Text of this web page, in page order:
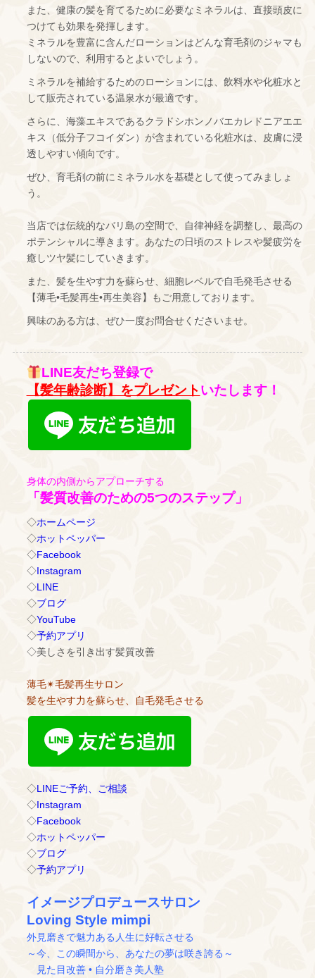
また、健康の髪を育てるために必要なミネラルは、直接頭皮に
つけても効果を発揮します。
ミネラルを豊富に含んだローションはどんな育毛剤のジャマも
しないので、利用するとよいでしょう。
ミネラルを補給するためのローションには、飲料水や化粧水と
して販売されている温泉水が最適です。
さらに、海藻エキスであるクラドシホンノバエカレドニアエエ
キス（低分子フコイダン）が含まれている化粧水は、皮膚に浸
透しやすい傾向です。
ぜひ、育毛剤の前にミネラル水を基礎として使ってみましょ
う。
当店では伝統的なバリ島の空間で、自律神経を調整し、最高の
ポテンシャルに導きます。あなたの日頃のストレスや髪疲労を
癒しツヤ髪にしていきます。
また、髪を生やす力を蘇らせ、細胞レベルで自毛発毛させる
【薄毛•毛髪再生•再生美容】もご用意しております。
興味のある方は、ぜひ一度お問合せくださいませ。
LINE友だち登録で
【髪年齢診断】をプレゼントいたします！
身体の内側からアプローチする
「髪質改善のための5つのステップ」
◇ホームページ
◇ホットペッパー
◇Facebook
◇Instagram
◇LINE
◇ブログ
◇YouTube
◇予約アプリ
◇美しさを引き出す髪質改善
薄毛✴︎毛髪再生サロン
髪を生やす力を蘇らせ、自毛発毛させる
◇LINEご予約、ご相談
◇Instagram
◇Facebook
◇ホットペッパー
◇ブログ
◇予約アプリ
イメージプロデュースサロン
Loving Style mimpi
外見磨きで魅力ある人生に好転させる
～今、この瞬間から、あなたの夢は咲き誇る～
見た目改善 • 自分磨き美人塾